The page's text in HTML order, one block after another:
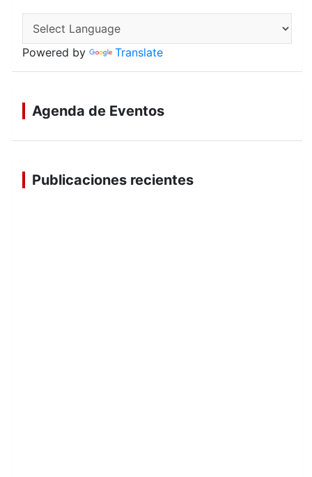
Powered by Translate
Agenda de Eventos
Publicaciones recientes